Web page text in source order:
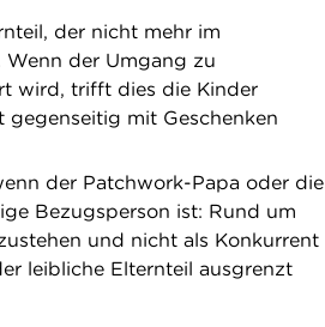
der nicht mehr im
Wenn der Umgang zu
wird, trifft dies die Kinder
mit Geschenken
der Patchwork-Papa oder die
Bezugsperson ist: Rund um
und nicht als Konkurrent
leibliche Elternteil ausgrenzt